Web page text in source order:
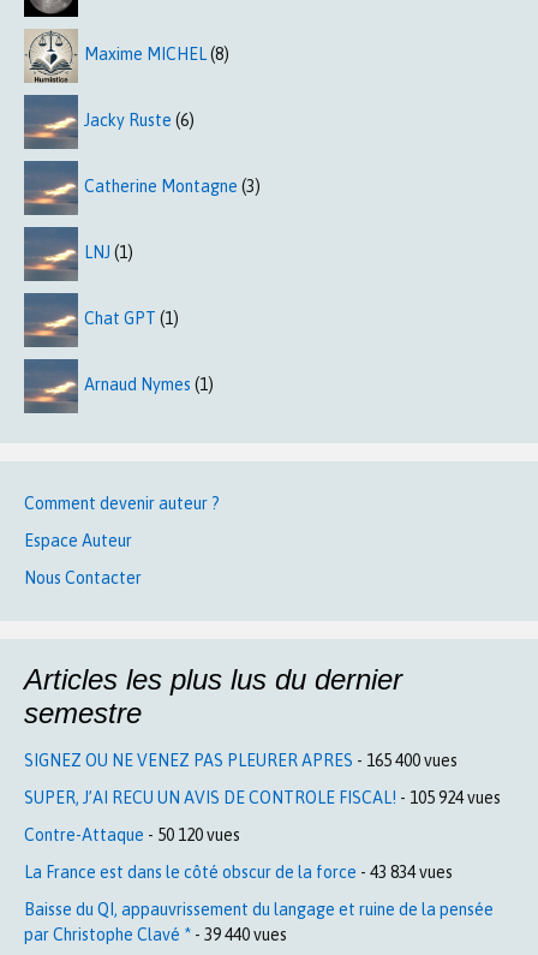
Maxime MICHEL(8)
Jacky Ruste (6)
Catherine Montagne (3)
LNJ (1)
Chat GPT (1)
Arnaud Nymes (1)
Comment devenir auteur ?
Espace Auteur
Nous Contacter
Articles les plus lus du dernier
semestre
SIGNEZ OU NE VENEZ PAS PLEURER APRES - 165 400 vues
SUPER, J’AI RECU UN AVIS DE CONTROLE FISCAL! - 105 924 vues
Contre-Attaque - 50 120 vues
La France est dans le côté obscur de la force - 43 834 vues
Baisse du QI, appauvrissement du langage et ruine de la pensée
par Christophe Clavé * - 39 440 vues